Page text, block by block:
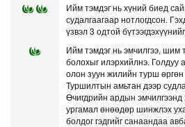
Ийм тэмдэг нь хүний биед
судалгаагаар нотлогдсон.
үзвэл 3 одтой
Ийм тэмдэг нь эмчилгээ, шим
болохыг илэрхийлнэ. Голдуу
олон зуун жилийн турш өргөн
Туршилтын амьтан дээр
Өчигдрийн ардын эмчилгээнд
ургамал өнөөдөр шинжлэх
болдог гэдгийг санаандаа